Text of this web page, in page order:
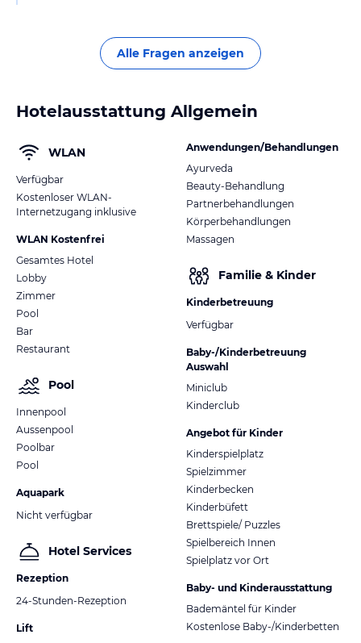
Alle Fragen anzeigen
Hotelausstattung Allgemein
WLAN
Verfügbar
Kostenloser WLAN-
Internetzugang inklusive
WLAN Kostenfrei
Gesamtes Hotel
Lobby
Zimmer
Pool
Bar
Restaurant
Pool
Innenpool
Aussenpool
Poolbar
Pool
Aquapark
Nicht verfügbar
Hotel Services
Rezeption
24-Stunden-Rezeption
Lift
Anwendungen/Behandlungen
Ayurveda
Beauty-Behandlung
Partnerbehandlungen
Körperbehandlungen
Massagen
Familie & Kinder
Kinderbetreuung
Verfügbar
Baby-/Kinderbetreuung
Auswahl
Miniclub
Kinderclub
Angebot für Kinder
Kinderspielplatz
Spielzimmer
Kinderbecken
Kinderbüfett
Brettspiele/ Puzzles
Spielbereich Innen
Spielplatz vor Ort
Baby- und Kinderausstattung
Bademäntel für Kinder
Kostenlose Baby-/Kinderbetten